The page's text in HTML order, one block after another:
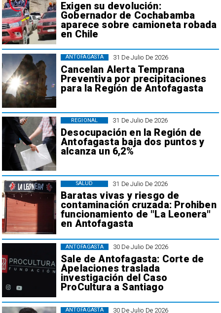
Exigen su devolución:
Gobernador de Cochabamba
aparece sobre camioneta robada
en Chile
31 De Julio De 2026
Cancelan Alerta Temprana
Preventiva por precipitaciones
para la Región de Antofagasta
ANTOFAGASTA
31 De Julio De 2026
Desocupación en la Región de
Antofagasta baja dos puntos y
alcanza un 6,2%
REGIONAL
31 De Julio De 2026
Baratas vivas y riesgo de
contaminación cruzada: Prohiben
funcionamiento de "La Leonera"
en Antofagasta
SALUD
30 De Julio De 2026
Sale de Antofagasta: Corte de
Apelaciones traslada
investigación del Caso
ProCultura a Santiago
ANTOFAGASTA
30 De Julio De 2026
ANTOFAGASTA